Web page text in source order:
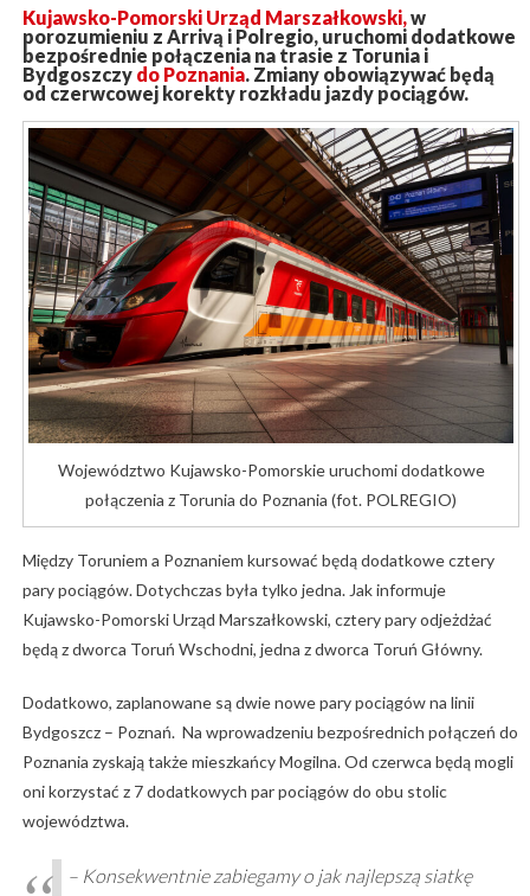
Kujawsko-Pomorski Urząd Marszałkowski,w
porozumieniu z Arrivą i Polregio, uruchomi dodatkowe
bezpośrednie połączenia na trasie z Torunia i
Bydgoszczy do Poznania. Zmiany obowiązywać będą
od czerwcowej korekty rozkładu jazdy pociągów.
Województwo Kujawsko-Pomorskie uruchomi dodatkowe
połączenia z Torunia do Poznania (fot. POLREGIO)
Między Toruniem a Poznaniem kursować będą dodatkowe cztery
pary pociągów. Dotychczas była tylko jedna. Jak informuje
Kujawsko-Pomorski Urząd Marszałkowski, cztery pary odjeżdżać
będą z dworca Toruń Wschodni, jedna z dworca Toruń Główny.
Dodatkowo, zaplanowane są dwie nowe pary pociągów na linii
Bydgoszcz – Poznań. Na wprowadzeniu bezpośrednich połączeń do
Poznania zyskają także mieszkańcy Mogilna. Od czerwca będą mogli
oni korzystać z 7 dodatkowych par pociągów do obu stolic
województwa.
– Konsekwentnie zabiegamy o jak najlepszą siatkę